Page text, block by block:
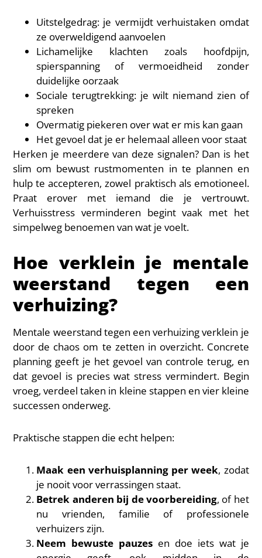
Uitstelgedrag: je vermijdt verhuistaken omdat
ze overweldigend aanvoelen
Lichamelijke klachten zoals hoofdpijn,
spierspanning of vermoeidheid zonder
duidelijke oorzaak
Sociale terugtrekking: je wilt niemand zien of
spreken
Overmatig piekeren over wat er mis kan gaan
Het gevoel dat je er helemaal alleen voor staat
Herken je meerdere van deze signalen? Dan is het
slim om bewust rustmomenten in te plannen en
hulp te accepteren, zowel praktisch als emotioneel.
Praat erover met iemand die je vertrouwt.
Verhuisstress verminderen begint vaak met het
simpelweg benoemen van wat je voelt.
Hoe verklein je mentale
weerstand tegen een
verhuizing?
Mentale weerstand tegen een verhuizing verklein je
door de chaos om te zetten in overzicht. Concrete
planning geeft je het gevoel van controle terug, en
dat gevoel is precies wat stress vermindert. Begin
vroeg, verdeel taken in kleine stappen en vier kleine
successen onderweg.
Praktische stappen die echt helpen:
Maak een verhuisplanning per week, zodat
je nooit voor verrassingen staat.
Betrek anderen bij de voorbereiding, of het
nu vrienden, familie of professionele
verhuizers zijn.
Neem bewuste pauzes en doe iets wat je